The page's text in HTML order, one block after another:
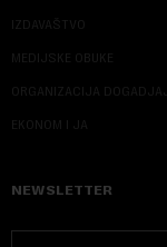
IZDAVAŠTVO
MEDIJSKE OBUKE
ORGANIZACIJA
EKONOM I JA
NEWSLETTER